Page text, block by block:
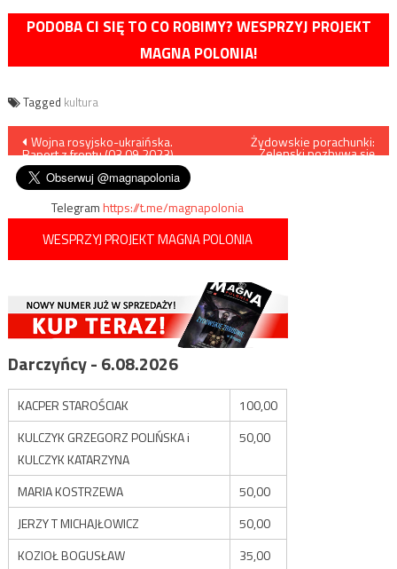
PODOBA CI SIĘ TO CO ROBIMY? WESPRZYJ PROJEKT
MAGNA POLONIA!
Tagged kultura
Nawigacja
wpisu
Wojna rosyjsko-ukraińska.
Raport z frontu (03.09.2023)
Żydowskie porachunki:
Zelenski pozbywa się
Telegramhttps://t.me/magnapolonia
WESPRZYJ PROJEKT MAGNA POLONIA
Darczyńcy - 6.08.2026
KACPER STAROŚCIAK
100,00
KULCZYK GRZEGORZ POLIŃSKA i
KULCZYK KATARZYNA
50,00
MARIA KOSTRZEWA
50,00
JERZY T MICHAJŁOWICZ
50,00
KOZIOŁ BOGUSŁAW
35,00